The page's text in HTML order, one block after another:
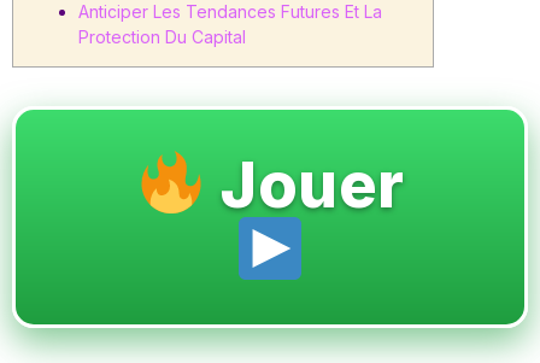
Anticiper Les Tendances Futures Et La
Protection Du Capital
Jouer